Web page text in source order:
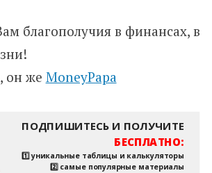
благополучия в финансах, в
он же MoneyPapa
ПОДПИШИТЕСЬ И ПОЛУЧИТЕ
БЕСПЛАТНО:
1️⃣ уникальные таблицы и калькуляторы
2️⃣ самые популярные материалы